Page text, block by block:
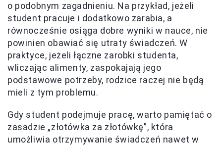
o podobnym zagadnieniu. Na przykład, jeżeli
student pracuje i dodatkowo zarabia, a
równocześnie osiąga dobre wyniki w nauce, nie
powinien obawiać się utraty świadczeń. W
praktyce, jeżeli łączne zarobki studenta,
wliczając alimenty, zaspokajają jego
podstawowe potrzeby, rodzice raczej nie będą
mieli z tym problemu.
Gdy student podejmuje pracę, warto pamiętać o
zasadzie „złotówka za złotówkę”, która
umożliwia otrzymywanie świadczeń nawet w